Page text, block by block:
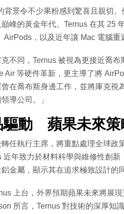
背景令不少果粉感到驚喜且親切
峰的黃金年代。Ternus 在其 25
，以及近年讓 Mac 電腦重
不同，Ternus 被視為更接近喬
Air 等硬件革新，更主導了將
在喬布斯身邊工作，並將庫克視
導公司。」
驅動 蘋果未來策
任執行主席，將重點處理全球政
近年致力於材料科學與維修性創
金屬，顯示其在追求極致設計的
上台，外界預期蘋果未來將展
所言，Ternus 對技術的深厚知